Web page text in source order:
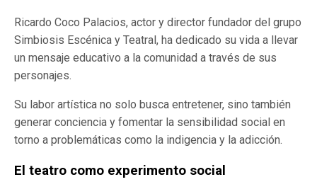
Ricardo Coco Palacios, actor y director fundador del grupo
Simbiosis Escénica y Teatral, ha dedicado su vida a llevar
un mensaje educativo a la comunidad a través de sus
personajes.
Su labor artística no solo busca entretener, sino también
generar conciencia y fomentar la sensibilidad social en
torno a problemáticas como la indigencia y la adicción.
El teatro como experimento social